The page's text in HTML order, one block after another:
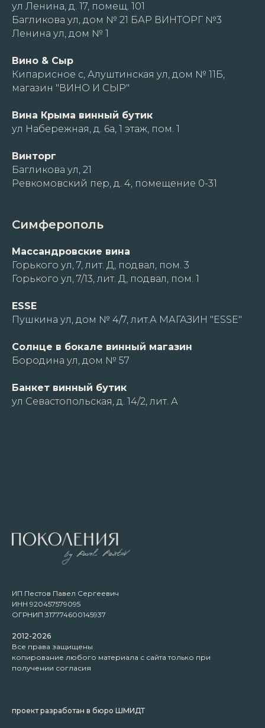
ул Ленина, д. 17, помещ. 101
Багликова ул, дом № 21 БАР ВИНТОРГ №3
Ленина ул, дом № 1
Вино & Сыр
Кипарисное с, Алуштинская ул, дом № 11Б,
магазин "ВИНО И СЫР"
Вина Крыма винный бутик
ул Набережная, д. 6а, 1 этаж, пом. 1
Винторг
Багликова ул, 21
Ревкомовский пер, д. 4, помещение 0-31
Симферополь
Массандровские вина
Горького ул, 7, лит. Д, подвал, пом. 3
Горького ул, 7/13, лит. Д, подвал, пом. 1
ESSE
Пушкина ул, дом № 4/7, лит.А МАГАЗИН "ESSE"
Солнце в бокале винный магазин
Бородина ул, дом № 57
Банкет винный бутик
ул Севастопольская, д. 14/2, лит. А
ИП Пестов Павел Сергеевич
ИНН 920457579095
ОГРНИП 317774600145937
2012-2026
Все права защищены
копирование любого материала с сайта только при
получении согласия
проект разработан в бюро ШМИДТ